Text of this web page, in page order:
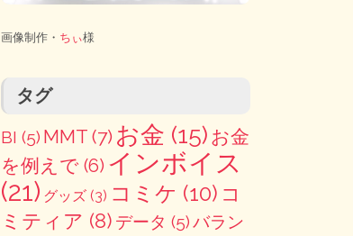
画像制作・ ちぃ様
タグ
BI (5) MMT(7) お金 (15) お金
を例えで(6) インボイス
(21) グッズ(3) コミケ (10) コ
ミティア (8) データ (5)バラン